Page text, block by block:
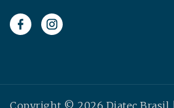
Copyright © 2026 Diatec Brasil |